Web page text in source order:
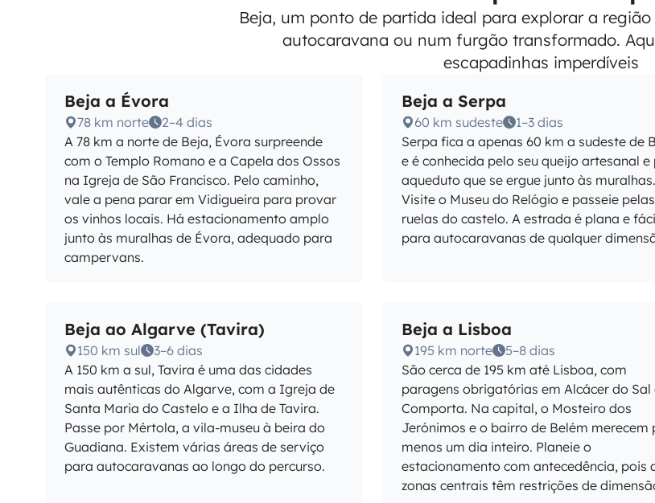
Beja, um ponto de partida ideal para explorar a
autocaravana ou num furgão transformado.
escapadinhas imperdíveis
Beja a Évora
78 km norte
2–4 dias
A 78 km a norte de Beja, Évora surpreende
com o Templo Romano e a Capela dos Ossos
na Igreja de São Francisco. Pelo caminho,
vale a pena parar em Vidigueira para provar
os vinhos locais. Há estacionamento amplo
junto às muralhas de Évora, adequado para
campervans.
Beja a Serpa
60 km sudeste
1–3 dias
Serpa fica a apenas 60 km a sudeste de
e é conhecida pelo seu queijo artesanal e
aqueduto que se ergue junto às muralhas.
Visite o Museu do Relógio e passeie pelas
ruelas do castelo. A estrada é plana e
para autocaravanas de qualquer
Beja ao Algarve (Tavira)
150 km sul
3–6 dias
A 150 km a sul, Tavira é uma das cidades
mais autênticas do Algarve, com a Igreja de
Santa Maria do Castelo e a Ilha de Tavira.
Passe por Mértola, a vila-museu à beira do
Guadiana. Existem várias áreas de serviço
para autocaravanas ao longo do percurso.
Beja a Lisboa
195 km norte
5–8 dias
São cerca de 195 km até Lisboa, com
paragens obrigatórias em Alcácer do Sal
Comporta. Na capital, o Mosteiro dos
Jerónimos e o bairro de Belém merecem
menos um dia inteiro. Planeie o
estacionamento com antecedência, pois
zonas centrais têm restrições de